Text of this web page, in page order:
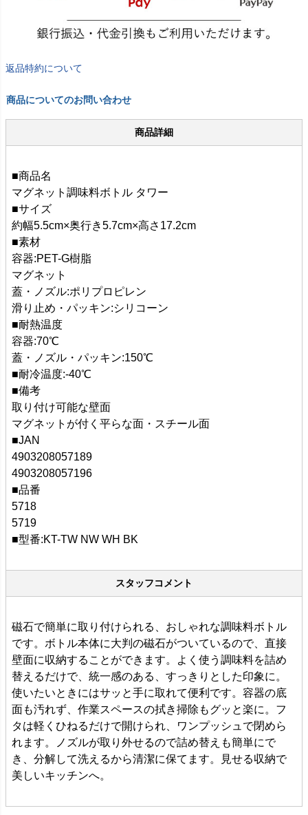
返品特約について
商品についてのお問い合わせ
商品詳細
■商品名
マグネット調味料ボトル タワー
■サイズ
約幅5.5cm×奥行き5.7cm×高さ17.2cm
■素材
容器:PET-G樹脂
マグネット
蓋・ノズル:ポリプロピレン
滑り止め・パッキン:シリコーン
■耐熱温度
容器:70℃
蓋・ノズル・パッキン:150℃
■耐冷温度:-40℃
■備考
取り付け可能な壁面
マグネットが付く平らな面・スチール面
■JAN
4903208057189
4903208057196
■品番
5718
5719
■型番:KT-TW NW WH BK
スタッフコメント
磁石で簡単に取り付けられる、おしゃれな調味料ボトル
です。ボトル本体に大判の磁石がついているので、直接
壁面に収納することができます。よく使う調味料を詰め
替えるだけで、統一感のある、すっきりとした印象に。
使いたいときにはサッと手に取れて便利です。容器の底
面も汚れず、作業スペースの拭き掃除もグッと楽に。フ
タは軽くひねるだけで開けられ、ワンプッシュで閉めら
れます。ノズルが取り外せるので詰め替えも簡単にで
き、分解して洗えるから清潔に保てます。見せる収納で
美しいキッチンへ。